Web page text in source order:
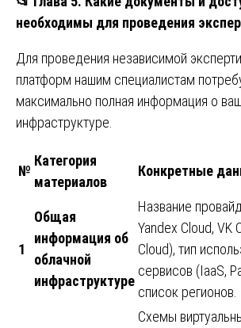
необходимы для проведения
Для проведения независимой
платформ нашим специалистам
максимально полная информация о
инфраструктуре.
№
Категория
материалов
Конкретные
1
Общая
информация об
облачной
инфраструктуре
Название
Yandex Cloud, VK
Cloud), тип
сервисов (IaaS,
список регионов.
Схемы